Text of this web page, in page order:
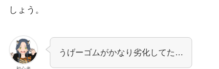
しょう。
うげーゴムがかなり劣化してた…